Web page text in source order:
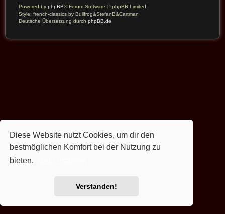
Diese Website nutzt Cookies, um dir den
bestmöglichen Komfort bei der Nutzung zu
bieten.
Verstanden!
Powered by phpBB® Forum Software © phpBB Limited
Style: french-classics by Bullfrog&StefanB&Cartman
Deutsche Übersetzung durch phpBB.de